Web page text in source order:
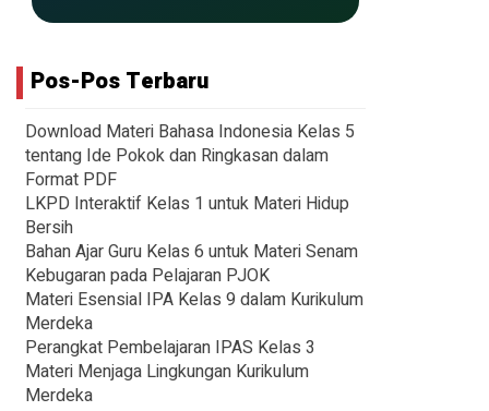
Pos-Pos Terbaru
Download Materi Bahasa Indonesia Kelas 5
tentang Ide Pokok dan Ringkasan dalam
Format PDF
LKPD Interaktif Kelas 1 untuk Materi Hidup
Bersih
Bahan Ajar Guru Kelas 6 untuk Materi Senam
Kebugaran pada Pelajaran PJOK
Materi Esensial IPA Kelas 9 dalam Kurikulum
Merdeka
Perangkat Pembelajaran IPAS Kelas 3
Materi Menjaga Lingkungan Kurikulum
Merdeka